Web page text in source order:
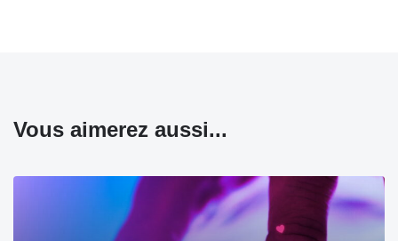
Vous aimerez aussi...